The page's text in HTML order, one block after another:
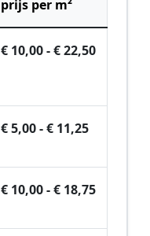
prijs per m²
€ 10,00 - € 22,50
€ 5,00 - € 11,25
€ 10,00 - € 18,75